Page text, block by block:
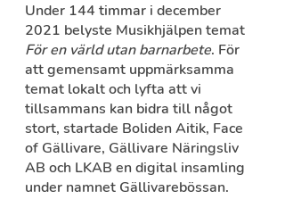
Under 144 timmar i december
2021 belyste Musikhjälpen temat
För en värld utan barnarbete. För
att gemensamt uppmärksamma
temat lokalt och lyfta att vi
tillsammans kan bidra till något
stort, startade Boliden Aitik, Face
of Gällivare, Gällivare Näringsliv
AB och LKAB en digital insamling
under namnet Gällivarebössan.